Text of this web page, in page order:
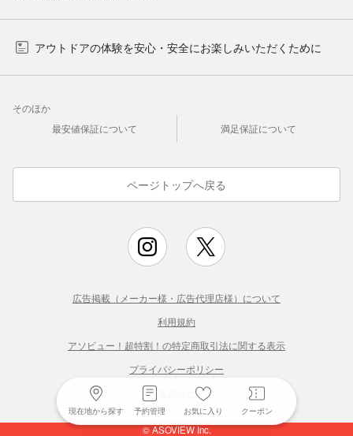
現在地から探す 予約管理 お気に入り クーポン
アウトドアの体験を安心・安全にお楽しみいただくために
そのほか
最安値保証について
満足保証について
ページトップへ戻る
広告掲載（メーカー様・広告代理店様）について
利用規約
アソビュー！超特割！の特定商取引法に関する表示
プライバシーポリシー
© ASOVIEW Inc.